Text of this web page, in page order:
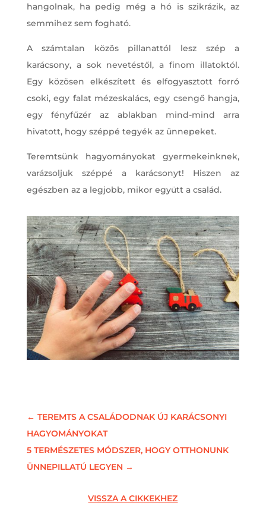
hangolnak, ha pedig még a hó is szikrázik, az
semmihez sem fogható.
A számtalan közös pillanattól lesz szép a
karácsony, a sok nevetéstől, a finom illatoktól.
Egy közösen elkészített és elfogyasztott forró
csoki, egy falat mézeskalács, egy csengő hangja,
egy fényfűzér az ablakban mind-mind arra
hivatott, hogy széppé tegyék az ünnepeket.
Teremtsünk hagyományokat gyermekeinknek,
varázsoljuk széppé a karácsonyt! Hiszen az
egészben az a legjobb, mikor együtt a család.
← TEREMTS A CSALÁDODNAK ÚJ KARÁCSONYI
HAGYOMÁNYOKAT
5 TERMÉSZETES MÓDSZER, HOGY OTTHONUNK
ÜNNEPILLATÚ LEGYEN →
VISSZA A CIKKEKHEZ